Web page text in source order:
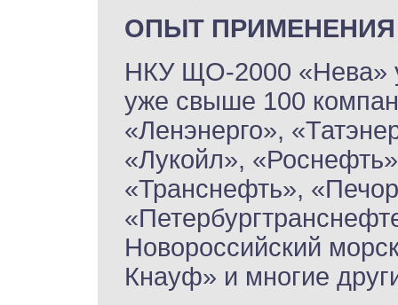
ОПЫТ
НКУ ЩО-2000 «Нева»
уже свыше 100
«Ленэнерго»,
«Лукойл»,
«Транснефть»,
Новороссийский
Кнауф» и многие